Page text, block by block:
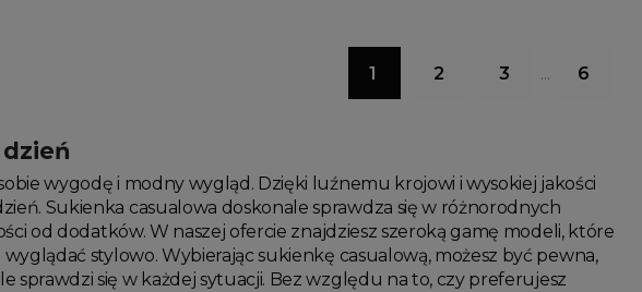
1 2 3 … 6
wygodę i modny wygląd. Dzięki luźnemu krojowi i wysokiej jakości
Sukienka casualowa doskonale sprawdza się w różnorodnych
od dodatków. W naszej ofercie znajdziesz szeroką gamę modeli, które
stylowo. Wybierając sukienkę casualową, możesz być pewna,
się w każdej sytuacji. Bez względu na to, czy preferujesz